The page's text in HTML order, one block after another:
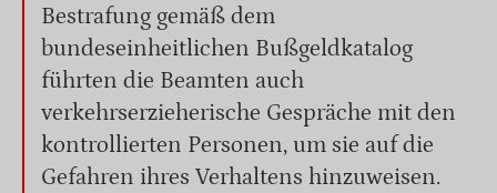
Bestrafung gemäß dem
bundeseinheitlichen Bußgeldkatalog
führten die Beamten auch
verkehrserzieherische Gespräche mit den
kontrollierten Personen, um sie auf die
Gefahren ihres Verhaltens hinzuweisen.